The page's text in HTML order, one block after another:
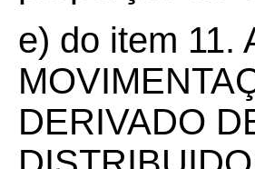
e) do item 11.
DERIVADO